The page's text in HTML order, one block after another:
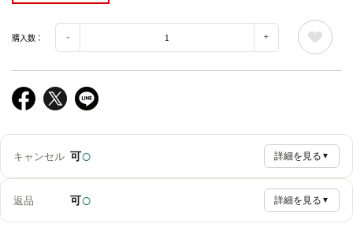
購入数：
キャンセル 可○ 詳細を見る ▼
返品 可○ 詳細を見る ▼